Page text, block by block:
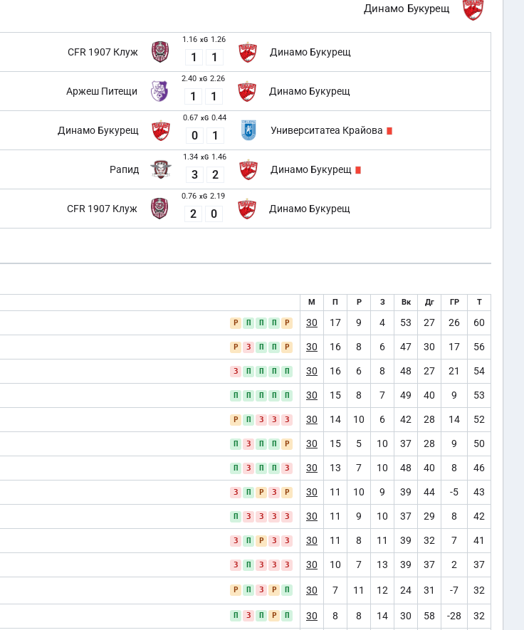
Динамо Букурещ
CFR 1907 Клуж
1.16 xG 1.26
1 1 Динамо Букурещ
Аржеш Питещи
2.40 xG 2.26
1 1 Динамо Букурещ
Динамо Букурещ
0.67 xG 0.44
0 1 Университатеа Крайова
Рапид
1.34 xG 1.46
3 2 Динамо Букурещ
CFR 1907 Клуж
0.76 xG 2.19
2 0 Динамо Букурещ
М П Р З Вк Дг ГР Т
Р П П П Р 30 17 9 4 53 27 26 60
Р З П П Р 30 16 8 6 47 30 17 56
З П П П П 30 16 6 8 48 27 21 54
П П П П П 30 15 8 7 49 40 9 53
Р П З З З 30 14 10 6 42 28 14 52
П З П П Р 30 15 5 10 37 28 9 50
П З П П З 30 13 7 10 48 40 8 46
З П Р З Р 30 11 10 9 39 44 -5 43
П З З З З 30 11 9 10 37 29 8 42
З П Р З З 30 11 8 11 39 32 7 41
З П З З З 30 10 7 13 39 37 2 37
Р П З Р П 30 7 11 12 24 31 -7 32
П З П Р П 30 8 8 14 30 58 -28 32